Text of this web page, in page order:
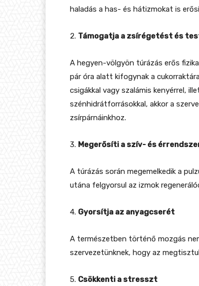
haladás a has- és hátizmokat is
2. Támogatja a zsírégetést és
A hegyen-völgyön túrázás erős
pár óra alatt kifogynak a
csigákkal vagy szalámis kenyérrel,
szénhidrátforrásokkal, akkor a
zsírpárnáinkhoz.
3. Megerősíti a szív- és
A túrázás során megemelkedik a
utána felgyorsul az izmok
4. Gyorsítja az anyagcserét
A természetben történő mozgás
szervezetünknek, hogy az
5. Csökkenti a stresszt